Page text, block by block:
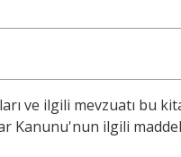
ve ilgili mevzuatı bu
Kanunu'nun ilgili